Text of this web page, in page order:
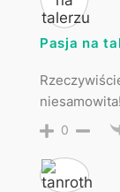
Pasja na
0